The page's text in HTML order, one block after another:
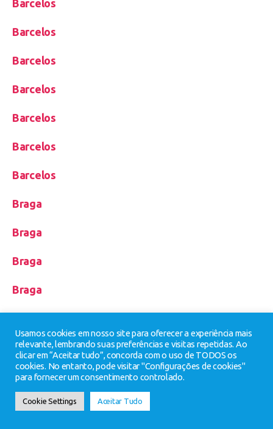
Barcelos
Barcelos
Barcelos
Barcelos
Barcelos
Barcelos
Barcelos
Braga
Braga
Braga
Braga
Braga
Braga
Braga
Usamos cookies em nosso site para oferecer a experiência mais
relevante, lembrando suas preferências e visitas repetidas. Ao
clicar em “Aceitar tudo”, concorda com o uso de TODOS os
cookies. No entanto, pode visitar "Configurações de cookies"
para fornecer um consentimento controlado.
Cookie Settings Aceitar Tudo